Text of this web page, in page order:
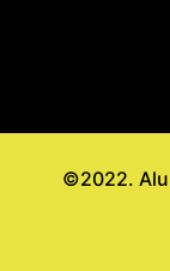
©2022.